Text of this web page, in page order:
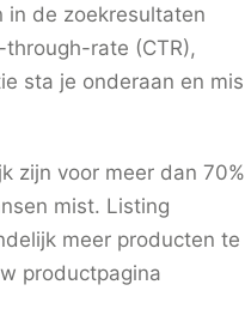
in de zoekresultaten
rate (CTR),
sta je onderaan en mis
zijn voor meer dan 70%
mist. Listing
meer producten te
productpagina